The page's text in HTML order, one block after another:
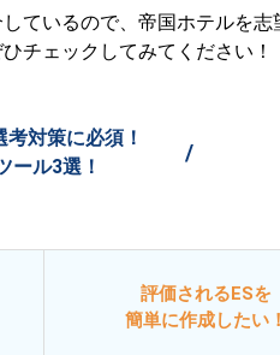
ているので、帝国ホテルを志
チェックしてみてください！
対策に必須！
ール3選！
/
評価されるESを
簡単に作成したい！